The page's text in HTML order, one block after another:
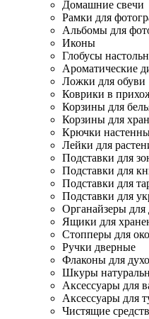
Домашние свечи
Рамки для
Альбомы для
Иконы
Глобусы
Ароматические
Ложки для обуви
Коврики в
Корзины для
Корзины для
Крючки
Лейки для
Подставки для
Подставки для
Подставки для
Подставки для
Органайзеры для
Ящики для
Стопперы для
Ручки дверные
Флаконы для
Шкуры
Аксессуары для
Аксессуары для
Чистящие